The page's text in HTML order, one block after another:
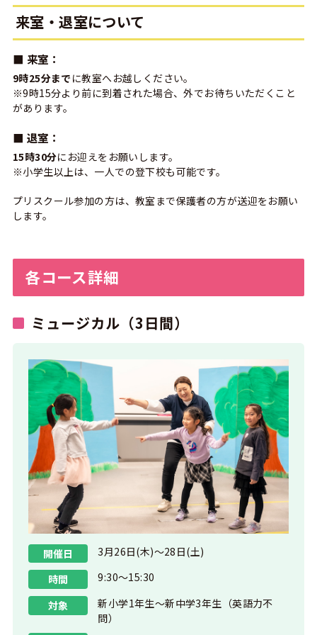
来室・退室について
■ 来室：
9時25分まで に教室へお越しください。
※9時15分より前に到着された場合、外でお待ちいただくこと
があります。
■ 退室：
15時30分にお迎えをお願いします。
※小学生以上は、一人での登下校も可能です。
プリスクール参加の方は、教室まで保護者の方が送迎をお願い
します。
各コース詳細
ミュージカル（3日間）
開催日
3月26日(木)〜28日(土)
時間
9:30〜15:30
対象
新小学1年生〜新中学3年生（英語力不
問）